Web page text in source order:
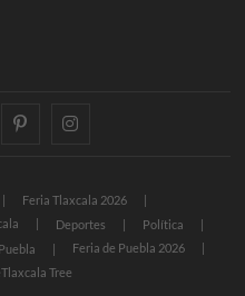
pinterestinstagram
Feria Tlaxcala 2026
Deportes
Política
Feria de Puebla 2026
Tree